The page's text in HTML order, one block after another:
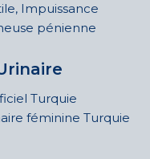
Impuissance
pénienne
Turquie
féminine Turquie